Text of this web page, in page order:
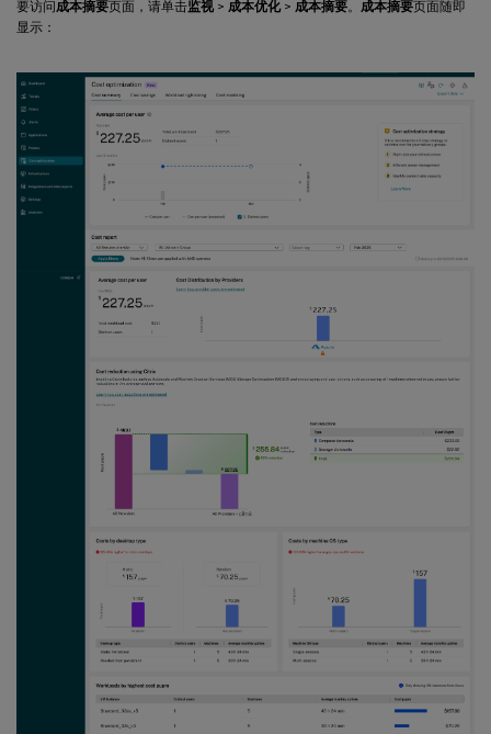
要访问成本摘要页面，请单击监视 > 成本优化> 成本摘要。 成本摘要页面随即
显示：